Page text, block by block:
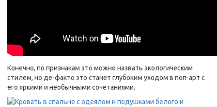
Конечно, по признакам это можно назвать экологическим
стилем, но де-факто это станет глубоким уходом в поп-арт с
его яркими и необычными сочетаниями.